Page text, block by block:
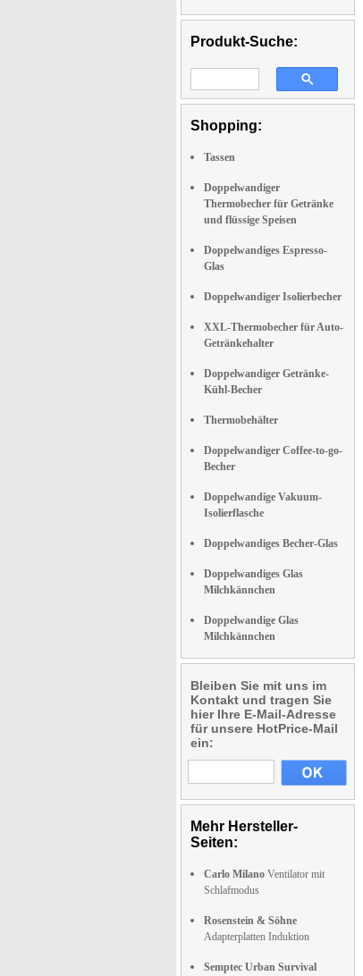
Produkt-Suche:
Shopping:
Tassen
Doppelwandiger
Thermobecher für Getränke
und flüssige Speisen
Doppelwandiges Espresso-
Glas
Doppelwandiger Isolierbecher
XXL-Thermobecher für Auto-
Getränkehalter
Doppelwandiger Getränke-
Kühl-Becher
Thermobehälter
Doppelwandiger Coffee-to-go-
Becher
Doppelwandige Vakuum-
Isolierflasche
Doppelwandiges Becher-Glas
Doppelwandiges Glas
Milchkännchen
Doppelwandige Glas
Milchkännchen
Bleiben Sie mit uns im
Kontakt und tragen Sie
hier Ihre E-Mail-Adresse
für unsere HotPrice-Mail
ein:
Mehr Hersteller-
Seiten:
Carlo Milano Ventilator mit
Schlafmodus
Rosenstein & Söhne
Adapterplatten Induktion
Semptec Urban Survival